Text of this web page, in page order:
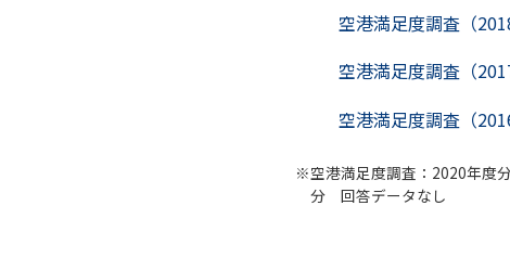
空港満足度調査（
空港満足度調査（
空港満足度調査（
空港満足度調査：2020年度
分 回答データなし